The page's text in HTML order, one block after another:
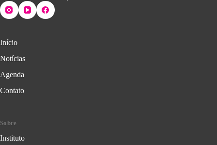
Início
Notícias
Agenda
Contato
Sobre
Instituto